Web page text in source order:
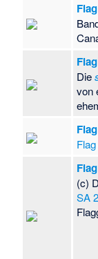
Die
von
(c)
SA